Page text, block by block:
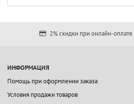
2% скидки при онлайн-оплате
ИНФОРМАЦИЯ
Помощь при оформлении заказа
Условия продажи товаров